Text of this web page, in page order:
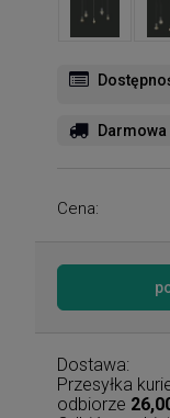
Cena:
Dostawa:
Przesyłka
odbiorze